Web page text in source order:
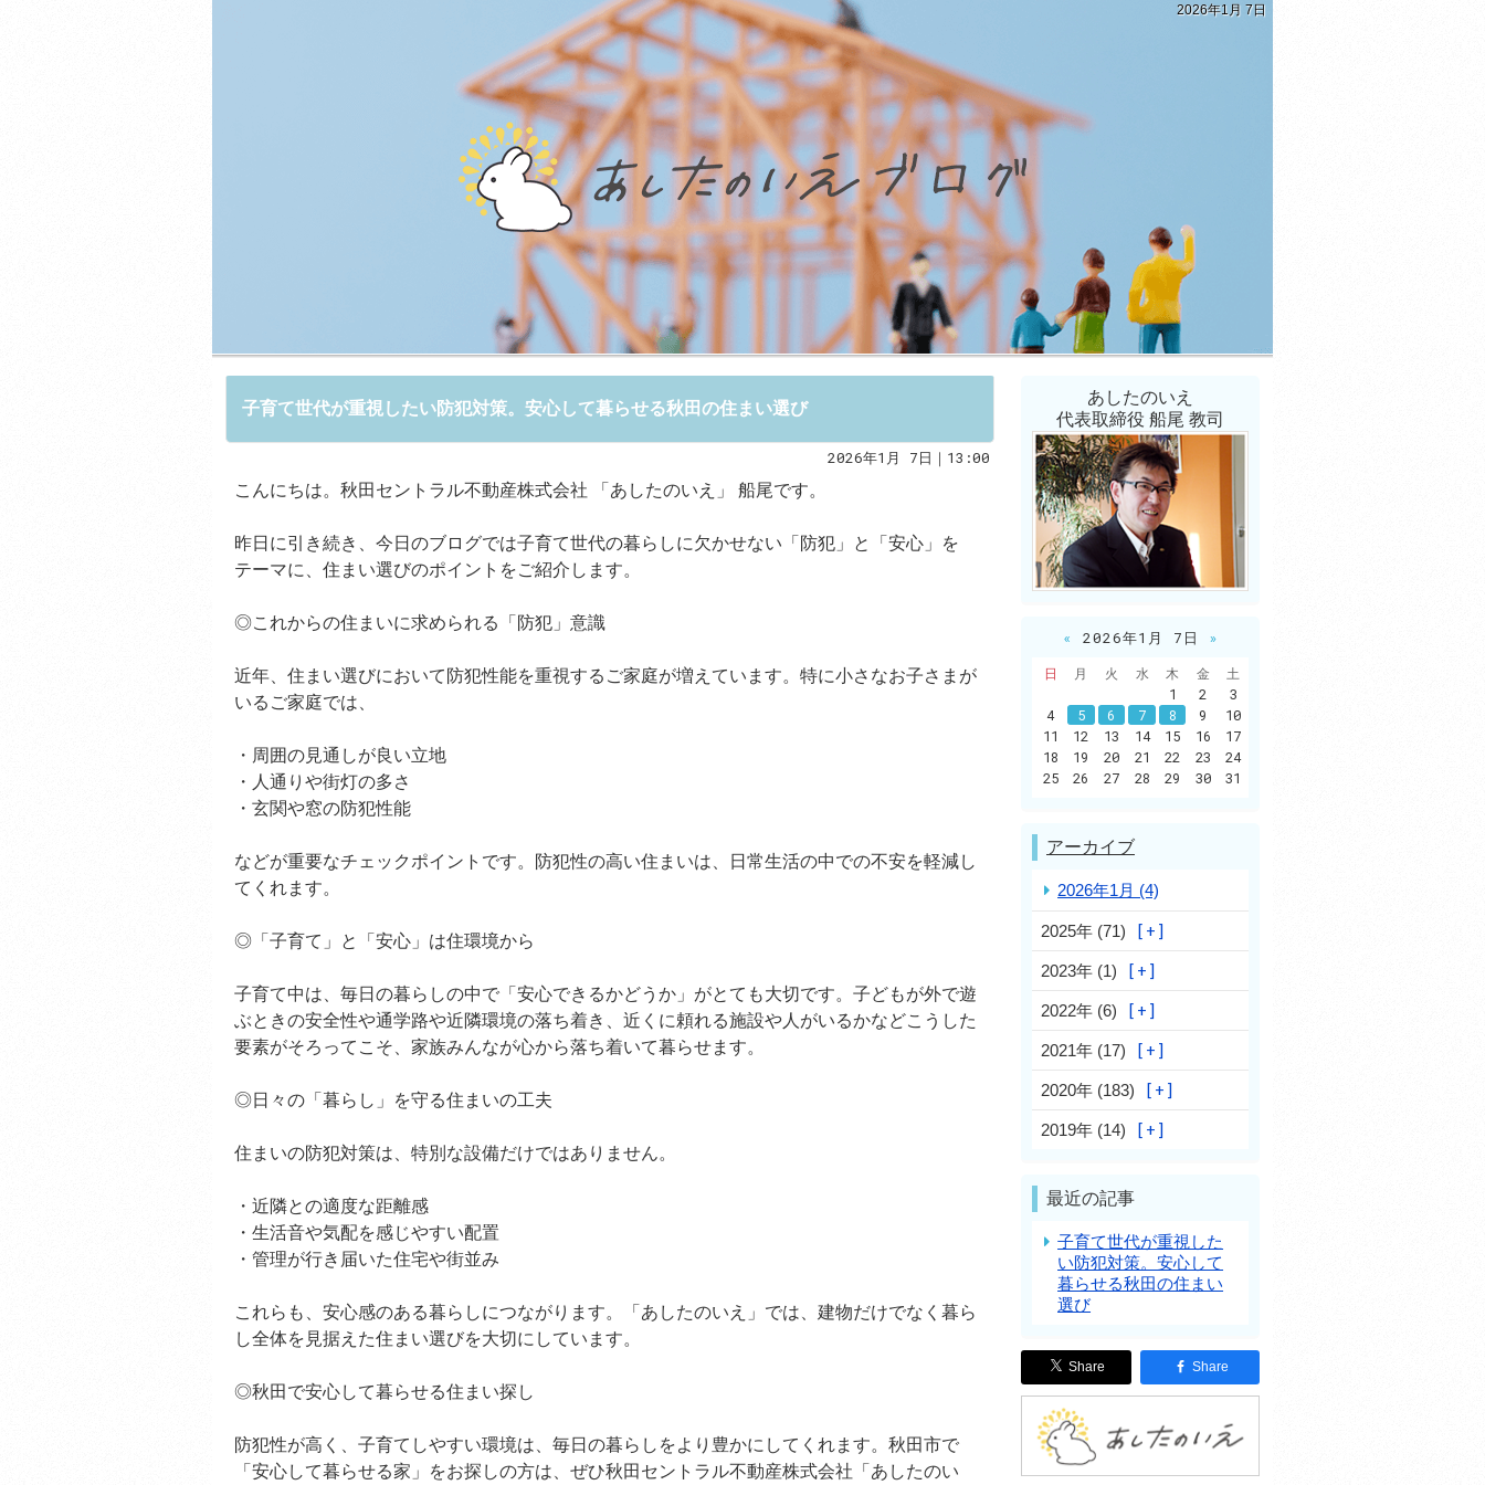
2026年1月 7日
子育て世代が重視したい防犯対策。安心して暮らせる秋田の住まい選び
2026年1月 7日｜13:00
こんにちは。秋田セントラル不動産株式会社 「あしたのいえ」 船尾です。
昨日に引き続き、今日のブログでは子育て世代の暮らしに欠かせない「防犯」と「安心」を
テーマに、住まい選びのポイントをご紹介します。
◎これからの住まいに求められる「防犯」意識
近年、住まい選びにおいて防犯性能を重視するご家庭が増えています。特に小さなお子さまが
いるご家庭では、
・周囲の見通しが良い立地
・人通りや街灯の多さ
・玄関や窓の防犯性能
などが重要なチェックポイントです。防犯性の高い住まいは、日常生活の中での不安を軽減し
てくれます。
◎「子育て」と「安心」は住環境から
子育て中は、毎日の暮らしの中で「安心できるかどうか」がとても大切です。子どもが外で遊
ぶときの安全性や通学路や近隣環境の落ち着き、近くに頼れる施設や人がいるかなどこうした
要素がそろってこそ、家族みんなが心から落ち着いて暮らせます。
◎日々の「暮らし」を守る住まいの工夫
住まいの防犯対策は、特別な設備だけではありません。
・近隣との適度な距離感
・生活音や気配を感じやすい配置
・管理が行き届いた住宅や街並み
これらも、安心感のある暮らしにつながります。「あしたのいえ」では、建物だけでなく暮ら
し全体を見据えた住まい選びを大切にしています。
◎秋田で安心して暮らせる住まい探し
防犯性が高く、子育てしやすい環境は、毎日の暮らしをより豊かにしてくれます。秋田市で
「安心して暮らせる家」をお探しの方は、ぜひ秋田セントラル不動産株式会社「あしたのい
あしたのいえ
代表取締役 船尾 教司
« 2026年1月 7日
»
日
月 火 水 木 金
土
1
2
3
4
5 6 7 8 9
10
11
12 13 14 15 16
17
18
19 20 21 22 23
24
25
26 27 28 29 30 31
アーカイブ
2026年1月 (4)
2025年 (71)
2023年 (1)
2022年 (6)
2021年 (17)
2020年 (183)
2019年 (14)
最近の記事
子育て世代が重視した
い防犯対策。安心して
暮らせる秋田の住まい
選び
Share Share